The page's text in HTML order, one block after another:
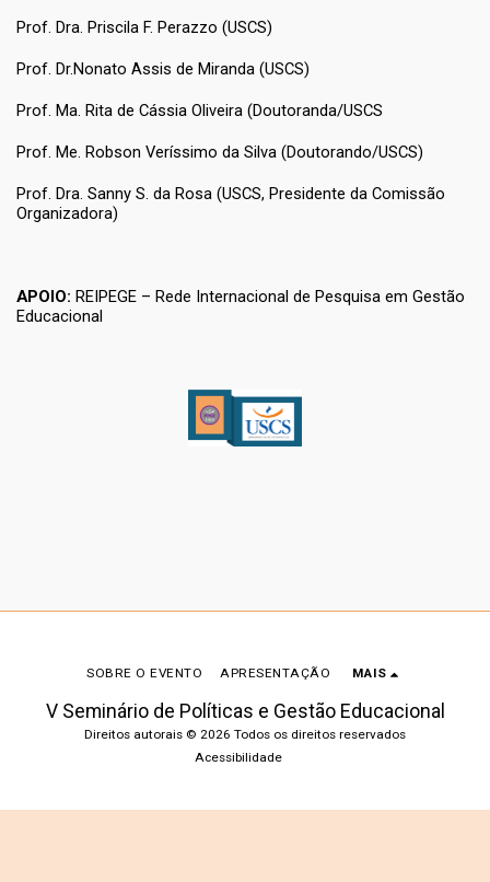
Prof. Dra. Priscila F. Perazzo (USCS)
Prof. Dr.Nonato Assis de Miranda (USCS)
Prof. Ma. Rita de Cássia Oliveira (Doutoranda/USCS
Prof. Me. Robson Veríssimo da Silva (Doutorando/USCS)
Prof. Dra. Sanny S. da Rosa (USCS, Presidente da Comissão
Organizadora)
APOIO: REIPEGE – Rede Internacional de Pesquisa em Gestão
Educacional
V Seminário de Políticas e Gestão Educacional
Direitos autorais © 2026 Todos os direitos reservados
Acessibilidade
SOBRE O EVENTO APRESENTAÇÃO MAIS